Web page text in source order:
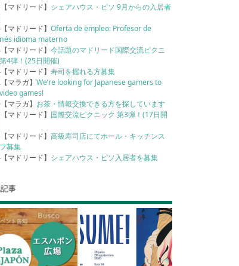
マドリード】 シェアハウス・ピソ 9月からの入居者
マドリード】Oferta de empleo: Profesor de
idioma materno
マドリード】今話題のマドリード国際交流ピクニ
4弾！(25日開催)
マドリード】寿司を握れる方募集
マラガ】We’re looking for Japanese gamers to
games!
マラガ】 お茶・情報交換できる方を探しています
マドリード】 国際交流ピクニック 第3弾！(17日開
マドリード】高級寿司店にてホール・キッチンス
募集
マドリード】 シェアハウス・ピソ入居者を募集
事